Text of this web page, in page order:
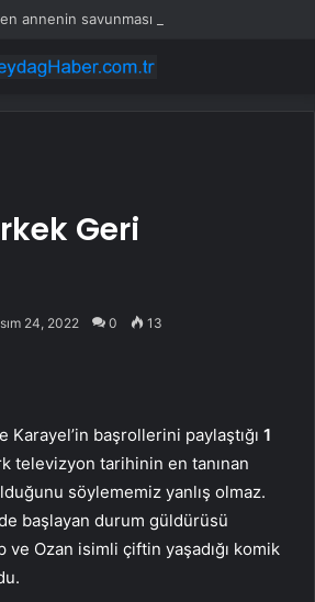
annenin savunması pes dedirtti
Geri
24, 2022 0 13
Karayel’in başrollerini paylaştığı 1
televizyon tarihinin en tanınan
söylememiz yanlış olmaz.
başlayan durum güldürüsü
Ozan isimli çiftin yaşadığı komik